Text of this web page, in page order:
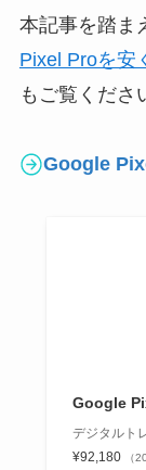
本記事を踏ま
Pixel Proを安
もご覧くださ
Google
Google
デジタルト
¥92,180
（